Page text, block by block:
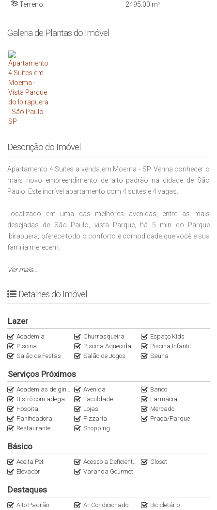
Terreno: 2495.00 m²
Galeria de Plantas do Imóvel
Descrição do Imóvel
Apartamento 4 Suítes a venda em Moema - SP. Venha conhecer o
mais novo empreendimento de alto padrão na cidade de São
Paulo. Este incrível apartamento com 4 suítes e 4 vagas.
Localizado em uma das melhores avenidas, entre as mais
desejadas de São Paulo, vista Parque, há 5 min do Parque
Ibirapuera, oferece todo o conforto e comodidade que você e sua
família merecem.
Lazer completo:
Piscina, churrasqueira, salão de festas e muito mais, este imóvel é
perfeito para quem busca qualidade de vida e praticidade no dia a
panificadora e banco dentro do condomínio.
Não perca a oportunidade de morar em um lugar completo, com
área de serviço, cozinha equipada, piso frio e garagens para até 5
carros. Valores a partir de R$ 12.000.000,00, você pode garantir o
seu novo lar e desfrutar de todos os benefícios que ele oferece.
A Imobiliária Italiana Imóveis é especialista em Apartamentos de
Alto Padrão nos principais endereços de São Paulo. Entre em
contato WhatsApp (11)95116.2558. Encontre as melhores
Agende sua visita com a imobiliária Italiana Consultoria e conheça
esta e outras opções nos melhores bairros da Zona Sul de São
Ver mais...
Detalhes do Imóvel
Lazer
Academia Churrasqueira
Espaço Kids
Piscina
Piscina Aquecida
Piscina Infantil
Salão de Festas
Salão de Jogos Sauna
Serviços Próximos
Academias de ginástica Avenida
Banco
Bistrô com adega
Faculdade
Farmácia
Hospital
Lojas
Mercado
Panificadora
Pizzaria
Praça/Parque
Restaurante
Shopping
Básico
Aceita Pet Acesso a Deficientes
Closet
Elevador
Varanda Gourmet
Destaques
Alto Padrão Ar Condicionado Bicicletário